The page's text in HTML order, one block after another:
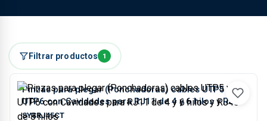
Filtrar productos 1
Pinzas para plegar (Ponchadoras) cables UTP5 y
UTP6 con Cavidades para RJ11 de 4 y 6 hilos y RJ45
de 8 hilos
SYSRJ45CT